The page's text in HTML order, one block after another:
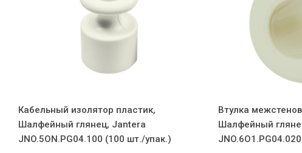
Кабельный изолятор пластик,
Шалфейный глянец, Jantera
JNO.5ON.PG04.100 (100 шт./упак.)
Втулка
Шалфейный